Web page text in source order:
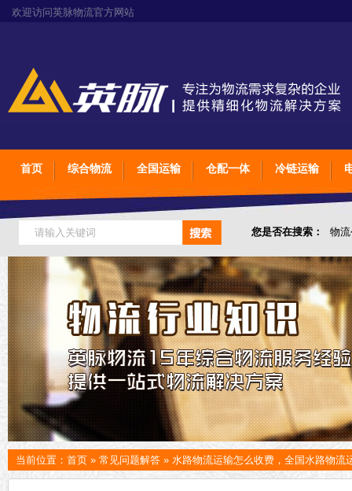
欢迎访问英脉物流官方网站
首页 综合物流 全国运输 仓配一体 冷链运输
您是否在搜索： 物
仓储综合专业定制物
当前位置： 首页 » 常见问题解答 » 水路物流运输怎么收费，全国水路物流